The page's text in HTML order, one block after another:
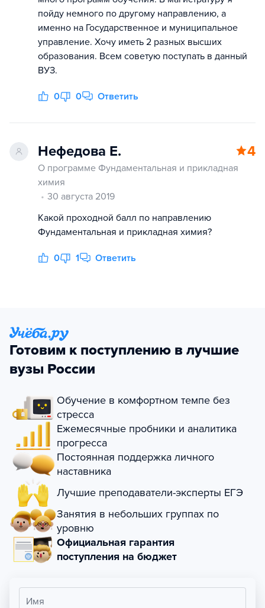
пойду немного по другому направлению, а
именно на Государственное и муниципальное
управление. Хочу иметь 2 разных высших
образования. Всем советую поступать в данный
ВУЗ.
0 0 Ответить
Нефедова Е. 4
О программе Фундаментальная и прикладная
химия
30 августа 2019
Какой проходной балл по направлению
Фундаментальная и прикладная химия?
0 1 Ответить
Готовим к поступлению в лучшие
вузы России
Обучение в комфортном темпе без
стресса
Ежемесячные пробники и аналитика
прогресса
Постоянная поддержка личного
наставника
Лучшие преподаватели-эксперты ЕГЭ
Занятия в небольших группах по
уровню
Официальная гарантия
поступления на бюджет
Имя